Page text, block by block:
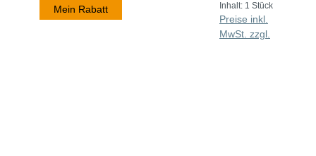
Mein Rabatt Inhalt: 1 Stück
Preise inkl.
MwSt. zzgl.